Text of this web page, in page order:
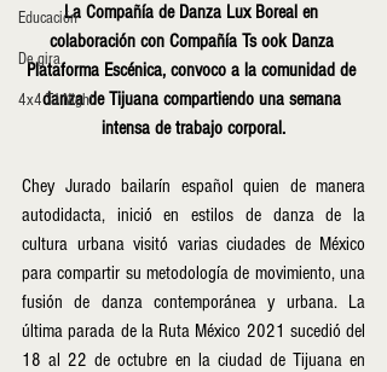
Educación
De gira
4x4 TJ Night
La Compañía de Danza Lux Boreal en
colaboración con Compañía Ts ook Danza
Plataforma Escénica, convoco a la comunidad de
danza de Tijuana compartiendo una semana
intensa de trabajo corporal.
Chey Jurado bailarín español quien de manera
autodidacta, inició en estilos de danza de la
cultura urbana visitó varias ciudades de México
para compartir su metodología de movimiento, una
fusión de danza contemporánea y urbana. La
última parada de la Ruta México 2021 sucedió del
18 al 22 de octubre en la ciudad de Tijuana en